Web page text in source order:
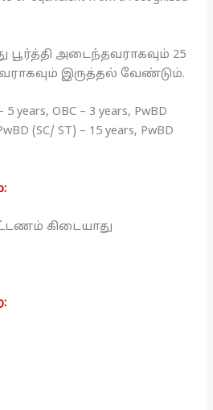
பூர்த்தி அடைந்தவராகவும் 25
இருத்தல் வேண்டும்.
5 years, OBC – 3 years, PwBD
(SC/ ST) – 15 years, PwBD
கட்டணம் கிடையாது